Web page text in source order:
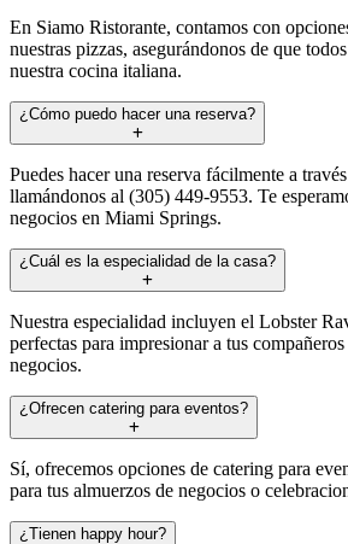
En Siamo Ristorante, contamos con
nuestras pizzas, asegurándonos de que
nuestra cocina italiana.
¿Cómo puedo hacer una reserva?
Puedes hacer una reserva fácilmente a
llamándonos al (305) 449-9553. Te
negocios en Miami Springs.
¿Cuál es la especialidad de la casa?
Nuestra especialidad incluyen el Lobster
perfectas para impresionar a tus
negocios.
¿Ofrecen catering para eventos?
Sí, ofrecemos opciones de catering para
para tus almuerzos de negocios o
¿Tienen happy hour?